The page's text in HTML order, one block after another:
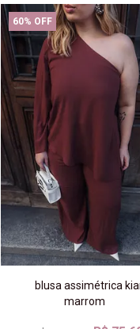
60% OFF
blusa assimétrica
marrom